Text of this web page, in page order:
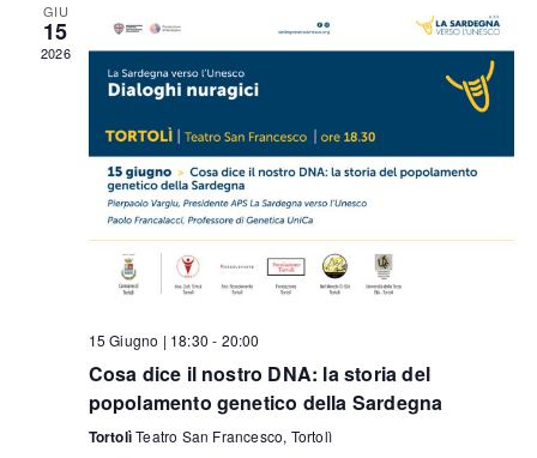
viste
GIU
15
2026
15 Giugno | 18:30 - 20:00
Cosa dice il nostro DNA: la storia del
popolamento genetico della Sardegna
TortolìTeatro San Francesco, Tortolì